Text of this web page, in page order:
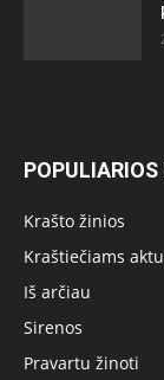
Krašto žinios
Kraštiečiams
Iš arčiau
Sirenos
Pravartu žinoti